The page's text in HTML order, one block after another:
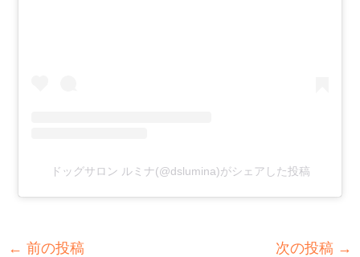
ドッグサロン ルミナ(@dslumina)がシェアした投稿
← 前の投稿 次の投稿 →